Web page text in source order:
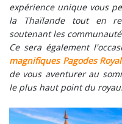
expérience unique vous
la Thaïlande tout en
soutenant les
Ce sera également
magnifiques Pagodes
de vous aventurer au
le plus haut point du